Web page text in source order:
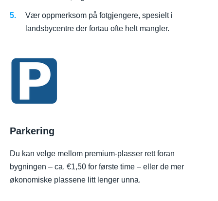
Vær oppmerksom på fotgjengere, spesielt i
landsbycentre der fortau ofte helt mangler.
Parkering
Du kan velge mellom premium-plasser rett foran
bygningen – ca. €1,50 for første time – eller de mer
økonomiske plassene litt lenger unna.